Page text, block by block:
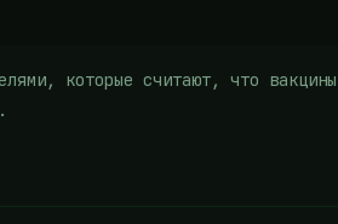
которые считают, что вакцины